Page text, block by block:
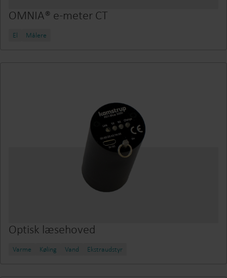
OMNIA® e-meter CT
El Målere
Optisk læsehoved
Varme Køling Vand Ekstraudstyr